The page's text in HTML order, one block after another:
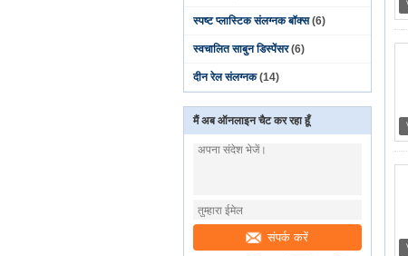
स्पष्ट प्लास्टिक संलग्नक बॉक्स (6)
स्वचालित साबुन डिस्पेंसर (6)
दीन रेल संलग्नक (14)
मैं अब ऑनलाइन चैट कर रहा हूँ
संपर्क करें